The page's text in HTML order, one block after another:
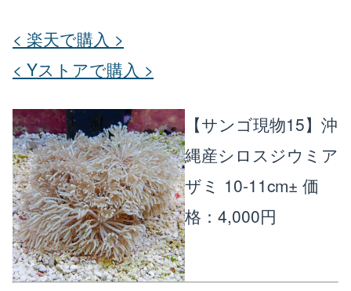
< 楽天で購入 >
< Yストアで購入 >
【サンゴ現物15】沖
縄産シロスジウミア
ザミ 10-11cm± 価
格：4,000円